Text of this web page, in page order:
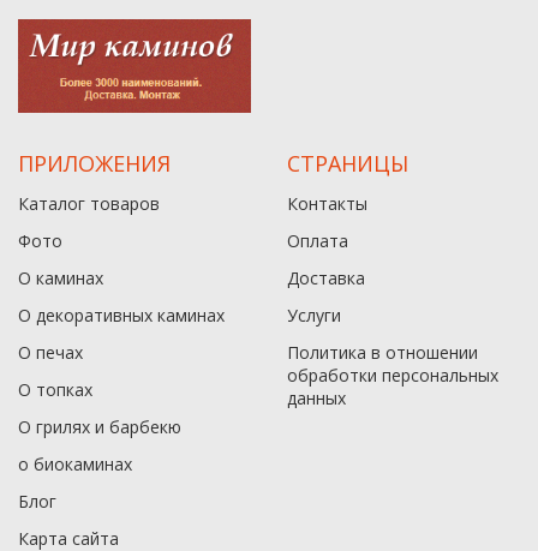
ПРИЛОЖЕНИЯ
Каталог товаров
Фото
О каминах
О декоративных каминах
О печах
О топках
О грилях и барбекю
о биокаминах
Блог
Карта сайта
СТРАНИЦЫ
Контакты
Оплата
Доставка
Услуги
Политика в отношении
обработки персональных
данныx